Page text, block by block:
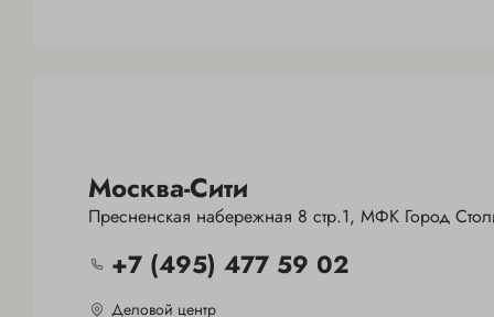
Москва-Сити
Пресненская набережная 8 стр.1, МФК Город
+7 (495) 477 59 02
Деловой центр